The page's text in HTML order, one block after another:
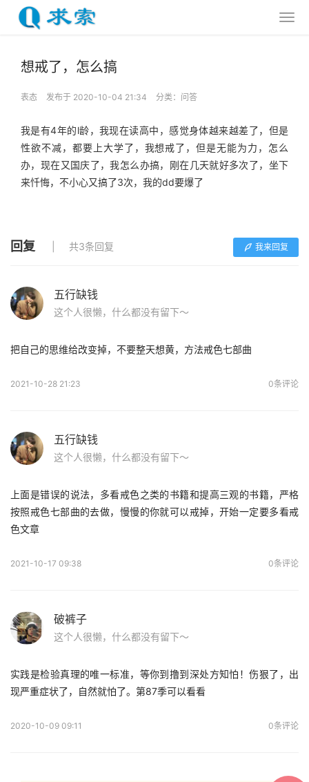
想戒了，怎么搞
表态 发布于 2020-10-04 21:34 分类： 问答
我是有4年的l龄，我现在读高中，感觉身体越来越差了，但是
性欲不减，都要上大学了，我想戒了，但是无能为力，怎么
办，现在又国庆了，我怎么办搞，刚在几天就好多次了，坐下
来忏悔，不小心又搞了3次，我的dd要爆了
回复 共3条回复 我来回复
五行缺钱
这个人很懒，什么都没有留下～
把自己的思维给改变掉，不要整天想黄，方法戒色七部曲
2021-10-28 21:23 0条评论
五行缺钱
这个人很懒，什么都没有留下～
上面是错误的说法，多看戒色之类的书籍和提高三观的书籍，严格
按照戒色七部曲的去做，慢慢的你就可以戒掉，开始一定要多看戒
色文章
2021-10-17 09:38 0条评论
破裤子
这个人很懒，什么都没有留下～
实践是检验真理的唯一标准，等你到撸到深处方知怕！伤狠了，出
现严重症状了，自然就怕了。第87季可以看看
2020-10-09 09:11 0条评论